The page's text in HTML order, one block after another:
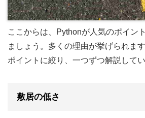
ここからは、Pythonが人気のポイン
ましょう。多くの理由が挙げられま
ポイントに絞り、一つずつ解説してい
敷居の低さ